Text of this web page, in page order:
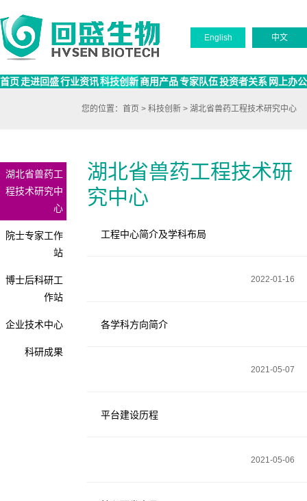
English 中文
首页走进回盛行业资讯科技创新商用产品专家队伍投资者关系 网上办公
您的位置： 首页 > 科技创新 > 湖北省兽药工程技术研究中心
湖北省兽药工
程技术研究中
心
院士专家工作
站
博士后科研工
作站
企业技术中心
科研成果
湖北省兽药工程技术研
究中心
工程中心简介及学科布局
2022-01-16
各学科方向简介
2021-05-07
平台建设历程
2021-05-06